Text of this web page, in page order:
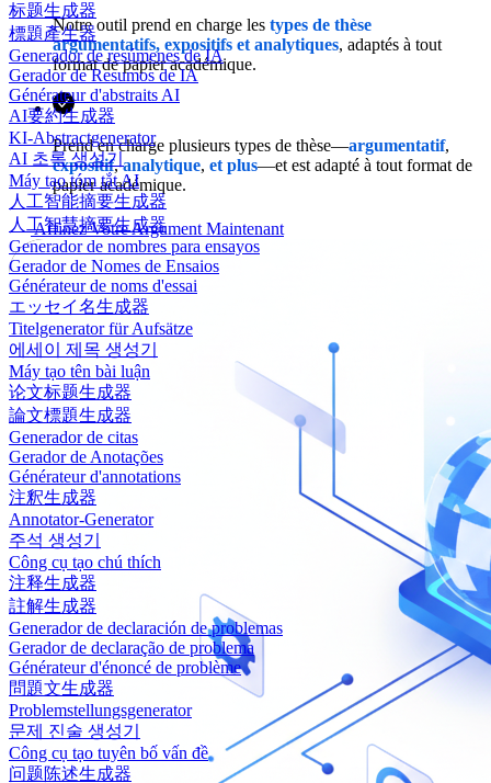
标题生成器
標題產生器
Generador de resúmenes de IA
Gerador de Resumos de IA
Générateur d'abstraits AI
AI要約生成器
KI-Abstractgenerator
AI 초록 생성기
Máy tạo tóm tắt AI
人工智能摘要生成器
人工智慧摘要生成器
Generador de nombres para ensayos
Gerador de Nomes de Ensaios
Générateur de noms d'essai
エッセイ名生成器
Titelgenerator für Aufsätze
에세이 제목 생성기
Máy tạo tên bài luận
论文标题生成器
論文標題生成器
Generador de citas
Gerador de Anotações
Générateur d'annotations
注釈生成器
Annotator-Generator
주석 생성기
Công cụ tạo chú thích
注释生成器
註解生成器
Generador de declaración de problemas
Gerador de declaração de problema
Générateur d'énoncé de problème
問題文生成器
Problemstellungsgenerator
문제 진술 생성기
Công cụ tạo tuyên bố vấn đề
问题陈述生成器
Notre outil prend en charge les types de thèse
argumentatifs, expositifs et analytiques, adaptés à tout
format de papier académique.
Prend en charge plusieurs types de thèse—argumentatif,
expositif,analytique, et plus—et est adapté à tout format de
papier académique.
Affinez Votre Argument Maintenant